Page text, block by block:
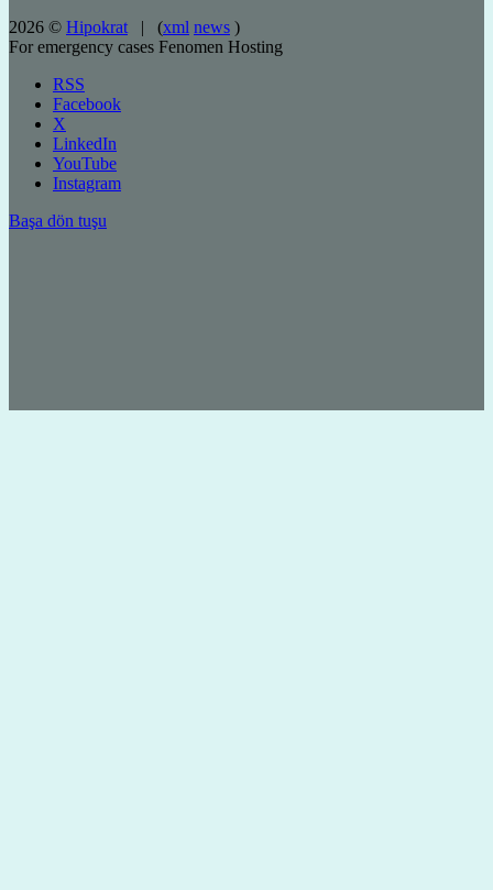
2026 © Hipokrat | (xml news )
For emergency cases Fenomen Hosting
RSS
Facebook
X
LinkedIn
YouTube
Instagram
Başa dön tuşu